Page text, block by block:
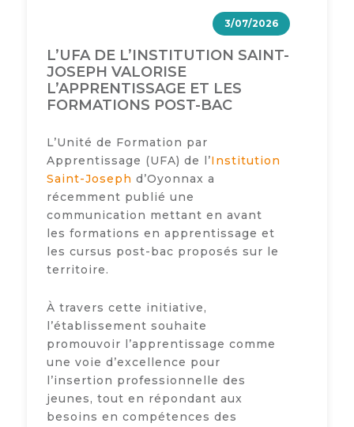
3/07/2026
L’UFA DE L’INSTITUTION SAINT-
JOSEPH VALORISE
L’APPRENTISSAGE ET LES
FORMATIONS POST-BAC
L’Unité de Formation par
Apprentissage (UFA) de l’Institution
Saint-Joseph d’Oyonnax a
récemment publié une
communication mettant en avant
les formations en apprentissage et
les cursus post-bac proposés sur le
territoire.
À travers cette initiative,
l’établissement souhaite
promouvoir l’apprentissage comme
une voie d’excellence pour
l’insertion professionnelle des
jeunes, tout en répondant aux
besoins en compétences des